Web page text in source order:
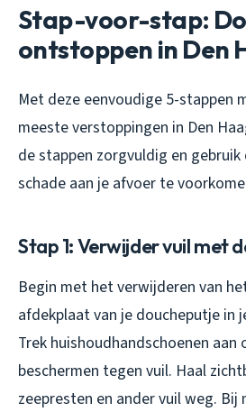
Stap-voor-stap:
ontstoppen in Den
Met deze eenvoudige 5-stappen
meeste verstoppingen in Den
de stappen zorgvuldig en
schade aan je afvoer te
Stap 1: Verwijder vuil met
Begin met het verwijderen van
afdekplaat van je doucheputje in
Trek huishoudhandschoenen aan
beschermen tegen vuil. Haal
zeepresten en ander vuil weg. Bij